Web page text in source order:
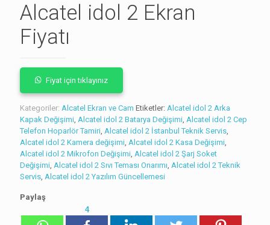
Alcatel idol 2 Ekran
Fiyatı
Fiyat için tıklayınız
Kategoriler: Alcatel Ekran ve Cam Etiketler: Alcatel idol 2 Arka
Kapak Değişimi, Alcatel idol 2 Batarya Değişimi, Alcatel idol 2 Cep
Telefon Hoparlör Tamiri, Alcatel idol 2 İstanbul Teknik Servis,
Alcatel idol 2 Kamera değişimi, Alcatel idol 2 Kasa Değişimi,
Alcatel idol 2 Mikrofon Değişimi, Alcatel idol 2 Şarj Soket
Değişimi, Alcatel idol 2 Sıvı Teması Onarımı, Alcatel idol 2 Teknik
Servis, Alcatel idol 2 Yazılım Güncellemesi
Paylaş
4